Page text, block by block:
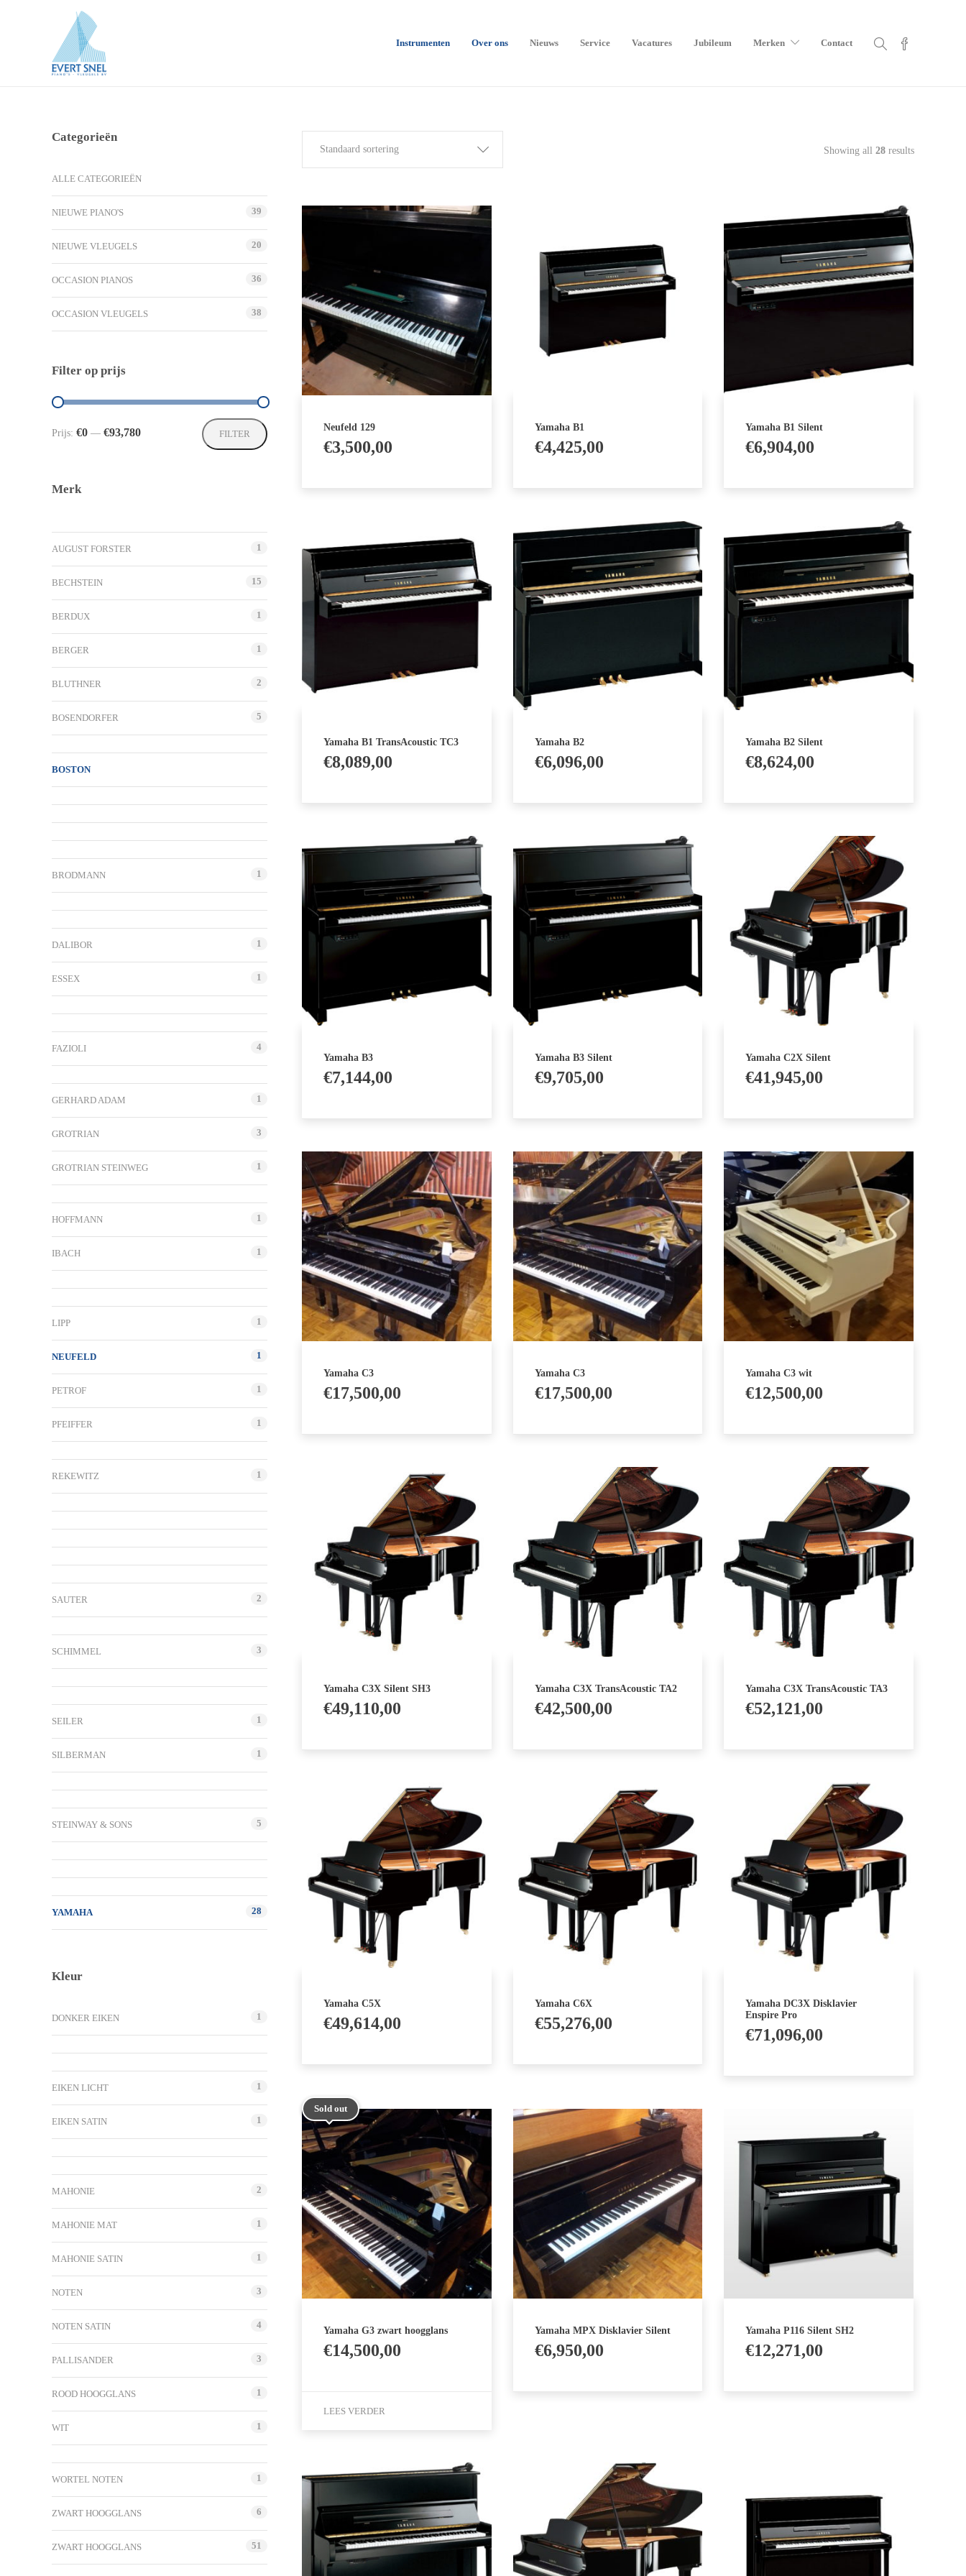
Instrumenten Over ons Nieuws Service Vacatures Jubileum Merken Contact
Showing all 28 results
Standaard sortering
Neufeld 129
€3,500,00
Yamaha B1
€4,425,00
Yamaha B1 Silent
€6,904,00
Yamaha B1 TransAcoustic TC3
€8,089,00
Yamaha B2
€6,096,00
Yamaha B2 Silent
€8,624,00
Yamaha B3
€7,144,00
Yamaha B3 Silent
€9,705,00
Yamaha C2X Silent
€41,945,00
Yamaha C3
€17,500,00
Yamaha C3
€17,500,00
Yamaha C3 wit
€12,500,00
Yamaha C3X Silent SH3
€49,110,00
Yamaha C3X TransAcoustic TA2
€42,500,00
Yamaha C3X TransAcoustic TA3
€52,121,00
Yamaha C5X
€49,614,00
Yamaha C6X
€55,276,00
Yamaha DC3X Disklavier
Enspire Pro
€71,096,00
Sold out
Yamaha G3 zwart hoogglans
€14,500,00
LEES VERDER
Yamaha MPX Disklavier Silent
€6,950,00
Yamaha P116 Silent SH2
€12,271,00
Categorieën
ALLE CATEGORIEËN
NIEUWE PIANO'S 39
NIEUWE VLEUGELS 20
OCCASION PIANOS 36
OCCASION VLEUGELS 38
Filter op prijs
Min.
Max.
FILTER
Prijs: €0 — €93,780
Merk
AUGUST FORSTER 1
BECHSTEIN 15
BERDUX 1
BERGER 1
BLUTHNER 2
BOSENDORFER 5
BOSTON
BRODMANN 1
DALIBOR 1
ESSEX 1
FAZIOLI 4
GERHARD ADAM 1
GROTRIAN 3
GROTRIAN STEINWEG 1
HOFFMANN 1
IBACH 1
LIPP 1
NEUFELD 1
PETROF 1
PFEIFFER 1
REKEWITZ 1
SAUTER 2
SCHIMMEL 3
SEILER 1
SILBERMAN 1
STEINWAY & SONS 5
YAMAHA 28
Kleur
DONKER EIKEN 1
EIKEN LICHT 1
EIKEN SATIN 1
MAHONIE 2
MAHONIE MAT 1
MAHONIE SATIN 1
NOTEN 3
NOTEN SATIN 4
PALLISANDER 3
ROOD HOOGGLANS 1
WIT 1
WORTEL NOTEN 1
ZWART HOOGGLANS 6
ZWART HOOGGLANS 51